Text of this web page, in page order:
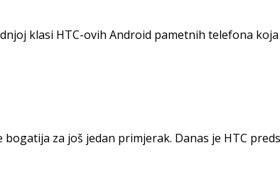
klasi HTC-ovih Android pametnih telefona koja
za još jedan primjerak. Danas je HTC